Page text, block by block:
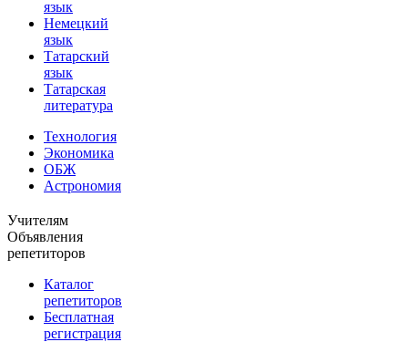
язык
Немецкий
язык
Татарский
язык
Татарская
литература
Технология
Экономика
ОБЖ
Астрономия
Учителям
Объявления
репетиторов
Каталог
репетиторов
Бесплатная
регистрация